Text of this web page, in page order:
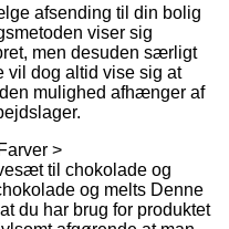
afsending til din bolig
viser sig
men desuden særligt
vil dog altid vise sig at
mulighed afhænger af
>
til chokolade og
og melts Denne
du har brug for produktet